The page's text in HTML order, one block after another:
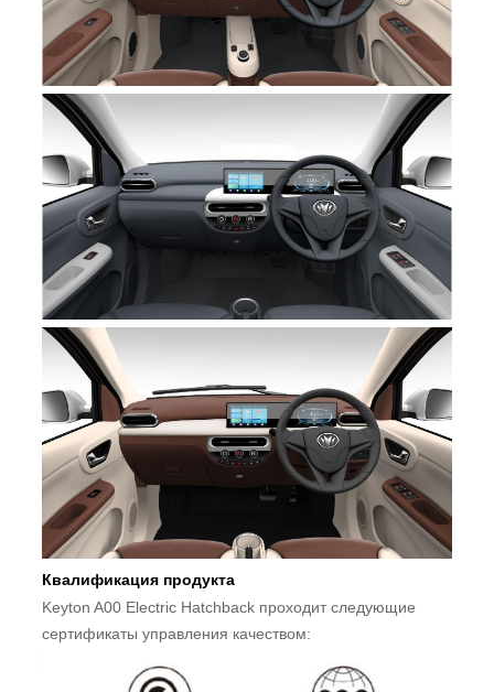
Квалификация продукта
Keyton A00 Electric Hatchback проходит следующие
сертификаты управления качеством: